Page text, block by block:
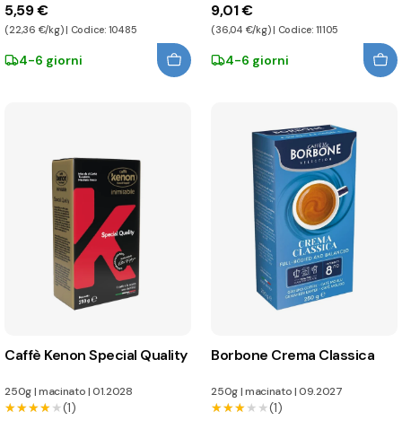
5,59 €
(22,36 €/kg) | Codice: 10485
4-6 giorni
9,01 €
(36,04 €/kg) | Codice: 11105
4-6 giorni
Caffè Kenon Special Quality
250g|macinato|01.2028
★★★★★
★★★★★(1)
Borbone Crema Classica
250g|macinato|09.2027
★★★★★
★★★★★(1)